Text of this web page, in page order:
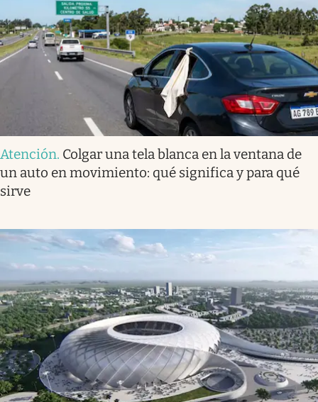
Atención. Colgar una tela blanca en la ventana de
un auto en movimiento: qué significa y para qué
sirve